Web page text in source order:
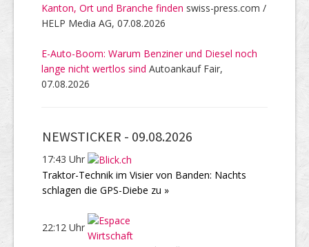
Kanton, Ort und Branche finden swiss-press.com /
HELP Media AG, 07.08.2026
E-Auto-Boom: Warum Benziner und Diesel noch
lange nicht wertlos sind Autoankauf Fair,
07.08.2026
NEWSTICKER - 09.08.2026
17:43 Uhr
Traktor-Technik im Visier von Banden: Nachts
schlagen die GPS-Diebe zu »
22:12 Uhr